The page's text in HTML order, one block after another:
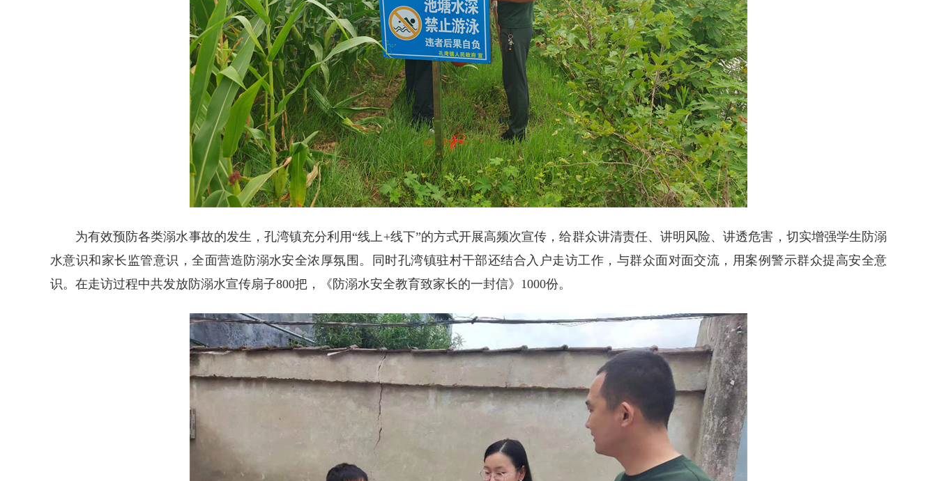
为有效预防各类溺水事故的发生，孔湾镇充分利用“线上+线下”的方式开展高频次宣传，给群众讲清责任、讲明风险、讲透危害，切实增强学生防溺
水意识和家长监管意识，全面营造防溺水安全浓厚氛围。同时孔湾镇驻村干部还结合入户走访工作，与群众面对面交流，用案例警示群众提高安全意
识。在走访过程中共发放防溺水宣传扇子800把，《防溺水安全教育致家长的一封信》1000份。